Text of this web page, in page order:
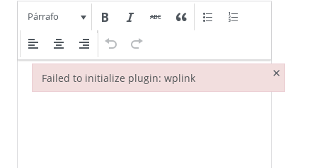
Párrafo
Failed to initialize plugin: wplink ×
Failed to initialize plugin: wplink